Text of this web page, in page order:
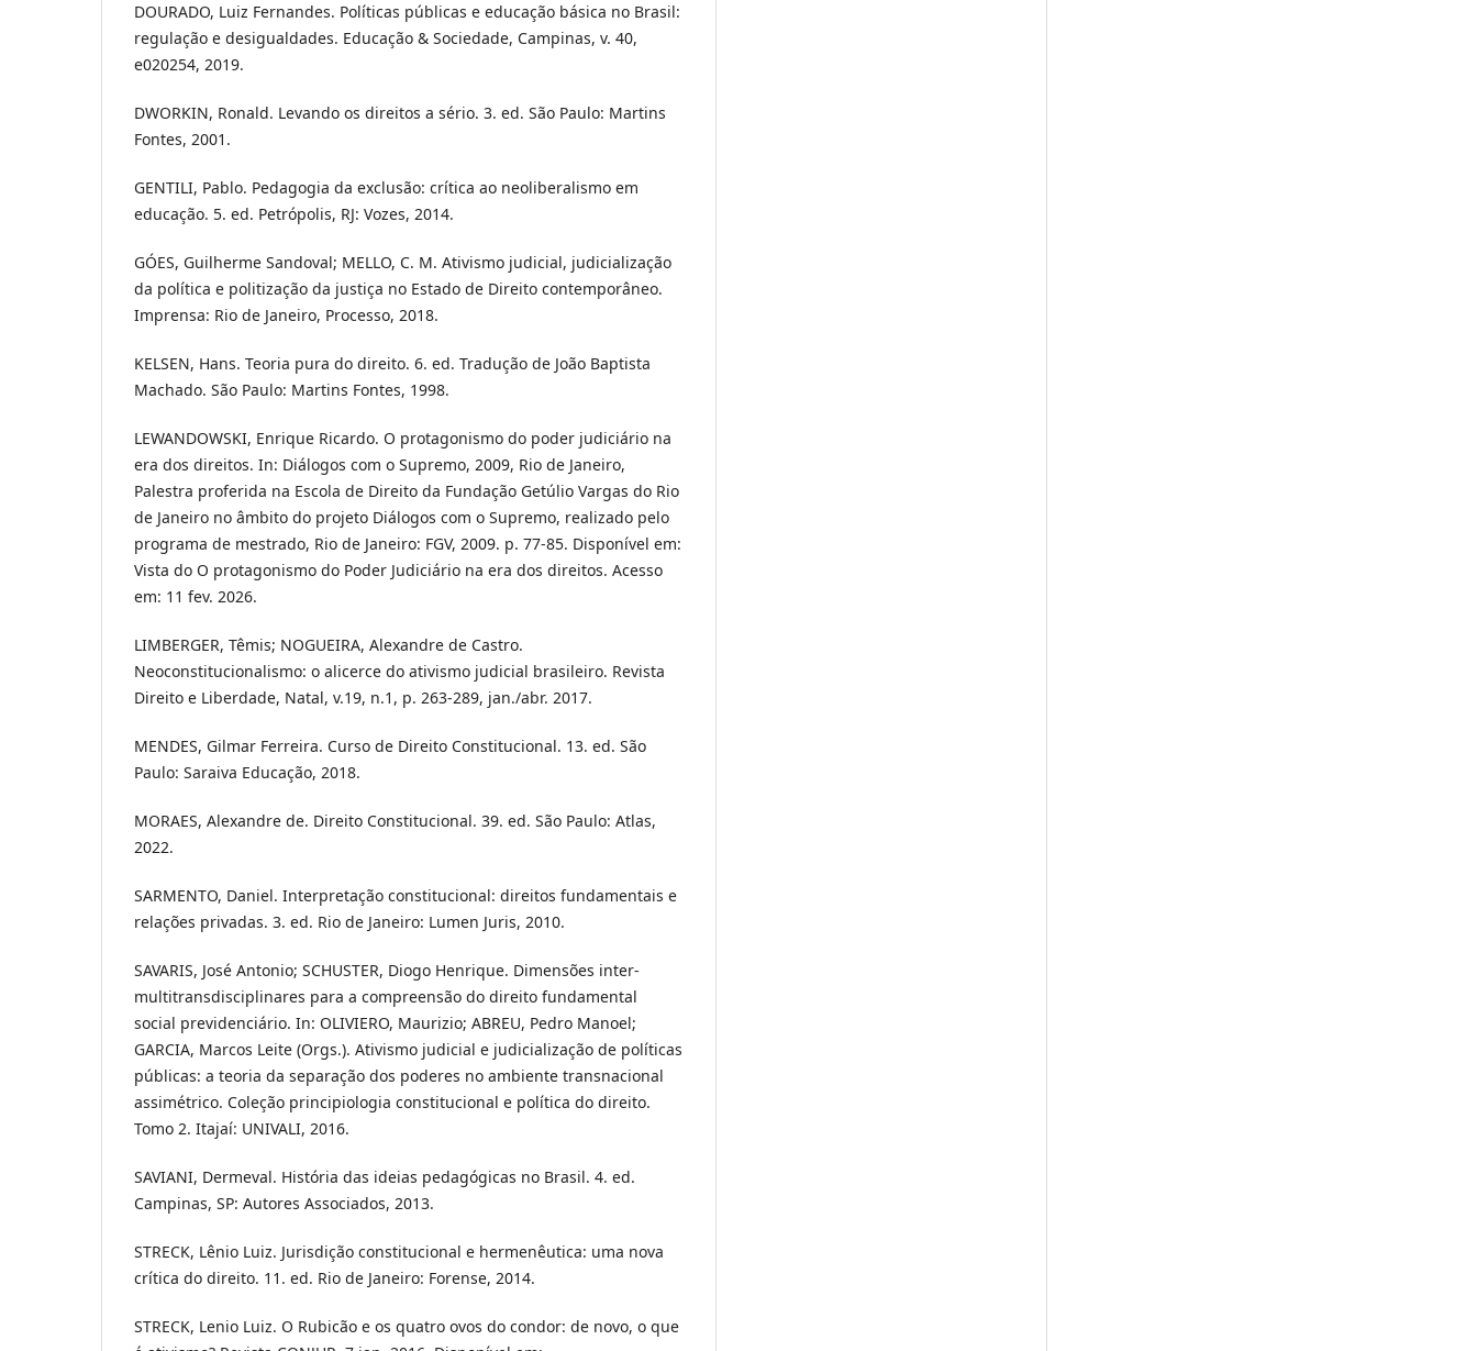
DOURADO, Luiz Fernandes. Políticas públicas e educação básica no Brasil:
regulação e desigualdades. Educação & Sociedade, Campinas, v. 40,
e020254, 2019.
DWORKIN, Ronald. Levando os direitos a sério. 3. ed. São Paulo: Martins
Fontes, 2001.
GENTILI, Pablo. Pedagogia da exclusão: crítica ao neoliberalismo em
educação. 5. ed. Petrópolis, RJ: Vozes, 2014.
GÓES, Guilherme Sandoval; MELLO, C. M. Ativismo judicial, judicialização
da política e politização da justiça no Estado de Direito contemporâneo.
Imprensa: Rio de Janeiro, Processo, 2018.
KELSEN, Hans. Teoria pura do direito. 6. ed. Tradução de João Baptista
Machado. São Paulo: Martins Fontes, 1998.
LEWANDOWSKI, Enrique Ricardo. O protagonismo do poder judiciário na
era dos direitos. In: Diálogos com o Supremo, 2009, Rio de Janeiro,
Palestra proferida na Escola de Direito da Fundação Getúlio Vargas do Rio
de Janeiro no âmbito do projeto Diálogos com o Supremo, realizado pelo
programa de mestrado, Rio de Janeiro: FGV, 2009. p. 77-85. Disponível em:
Vista do O protagonismo do Poder Judiciário na era dos direitos. Acesso
em: 11 fev. 2026.
LIMBERGER, Têmis; NOGUEIRA, Alexandre de Castro.
Neoconstitucionalismo: o alicerce do ativismo judicial brasileiro. Revista
Direito e Liberdade, Natal, v.19, n.1, p. 263-289, jan./abr. 2017.
MENDES, Gilmar Ferreira. Curso de Direito Constitucional. 13. ed. São
Paulo: Saraiva Educação, 2018.
MORAES, Alexandre de. Direito Constitucional. 39. ed. São Paulo: Atlas,
2022.
SARMENTO, Daniel. Interpretação constitucional: direitos fundamentais e
relações privadas. 3. ed. Rio de Janeiro: Lumen Juris, 2010.
SAVARIS, José Antonio; SCHUSTER, Diogo Henrique. Dimensões inter-
multitransdisciplinares para a compreensão do direito fundamental
social previdenciário. In: OLIVIERO, Maurizio; ABREU, Pedro Manoel;
GARCIA, Marcos Leite (Orgs.). Ativismo judicial e judicialização de políticas
públicas: a teoria da separação dos poderes no ambiente transnacional
assimétrico. Coleção principiologia constitucional e política do direito.
Tomo 2. Itajaí: UNIVALI, 2016.
SAVIANI, Dermeval. História das ideias pedagógicas no Brasil. 4. ed.
Campinas, SP: Autores Associados, 2013.
STRECK, Lênio Luiz. Jurisdição constitucional e hermenêutica: uma nova
crítica do direito. 11. ed. Rio de Janeiro: Forense, 2014.
STRECK, Lenio Luiz. O Rubicão e os quatro ovos do condor: de novo, o que